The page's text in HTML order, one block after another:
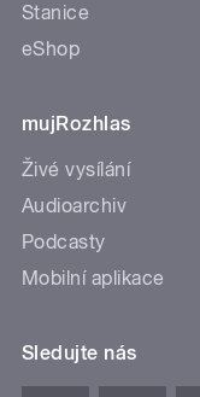
Stanice
eShop
mujRozhlas
Živé vysílání
Audioarchiv
Podcasty
Mobilní aplikace
Sledujte nás